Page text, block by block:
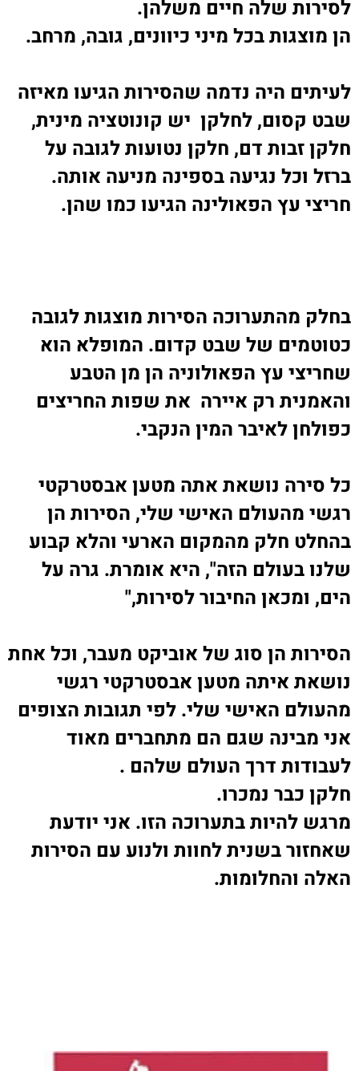
לסירות שלה חיים משלהן.
הן מוצגות בכל מיני כיוונים, גובה, מרחב.
לעיתים היה נדמה שהסירות הגיעו מאיזה
שבט קסום, לחלקן יש קונוטציה מינית,
חלקן זבות דם, חלקן נטועות לגובה על
ברזל וכל נגיעה בספינה מניעה אותה.
חריצי עץ הפאולינה הגיעו כמו שהן.
בחלק מהתערוכה הסירות מוצגות לגובה
כטוטמים של שבט קדום. המופלא הוא
שחריצי עץ הפאולוניה הן מן הטבע
והאמנית רק איירה את שפות החריצים
כפולחן לאיבר המין הנקבי.
כל סירה נושאת אתה מטען אבסטרקטי
רגשי מהעולם האישי שלי, הסירות הן
בהחלט חלק מהמקום הארעי והלא קבוע
שלנו בעולם הזה", היא אומרת. גרה על
הים, ומכאן החיבור לסירות,"
הסירות הן סוג של אוביקט מעבר, וכל אחת
נושאת איתה מטען אבסטרקטי רגשי
מהעולם האישי שלי. לפי תגובות הצופים
אני מבינה שגם הם מתחברים מאוד
לעבודות דרך העולם שלהם .
חלקן כבר נמכרו.
מרגש להיות בתערוכה הזו. אני יודעת
שאחזור בשנית לחוות ולנוע עם הסירות
האלה והחלומות.